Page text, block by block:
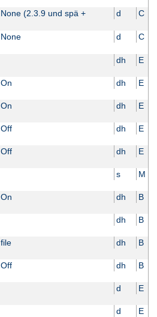
None (2.3.9 und spä + d C
None d C
dh E
On dh E
On dh E
Off dh E
Off dh E
s M
On dh B
dh B
file dh B
Off dh B
d E
d E